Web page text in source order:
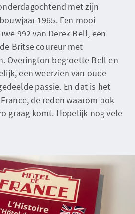
met zijn
1965. Een mooi
992 van Derek Bell, een
Britse coureur met
Overington begroette Bell en
een weerzien van oude
passie. En dat is het
de reden waarom ook
graag komt. Hopelijk nog vele